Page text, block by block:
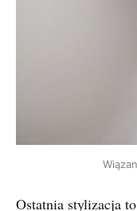
Ostatnia stylizacja